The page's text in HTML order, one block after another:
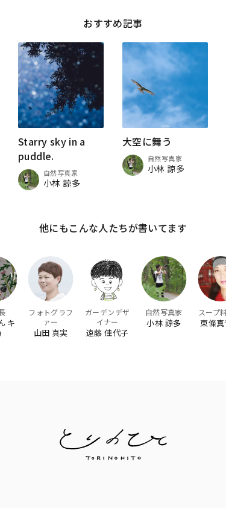
おすすめ記事
Starry sky in a
puddle.
自然写真家
小林 諒多
大空に舞う
自然写真家
小林 諒多
他にもこんな人たちが書いてます
キ
フォトグラフ
ァー
山田 真実
ガーデンデザ
イナー
遠藤 佳代子
自然写真家
小林 諒多
スープ
東條真